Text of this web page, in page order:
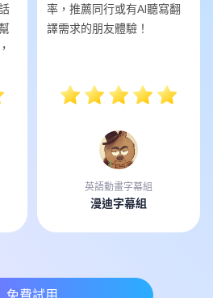
率，推薦同行或有AI聽寫翻
譯需求的朋友體驗！
英語動畫字幕組
漫迪字幕組